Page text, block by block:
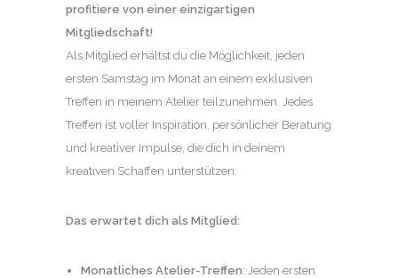
profitiere von einer einzigartigen
Mitgliedschaft!
Als Mitglied erhältst du die Möglichkeit, jeden
ersten Samstag im Monat an einem exklusiven
Treffen in meinem Atelier teilzunehmen. Jedes
Treffen ist voller Inspiration, persönlicher Beratung
und kreativer Impulse, die dich in deinem
kreativen Schaffen unterstützen.
Das erwartet dich als Mitglied:
Monatliches Atelier-Treffen: Jeden ersten